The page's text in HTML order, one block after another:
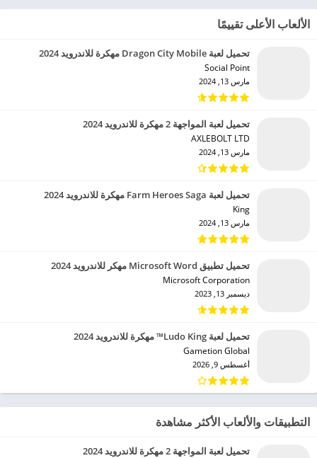
الألعاب الأعلى تقييمًا
تحميل لعبة Dragon City Mobile مهكرة للاندرويد 2024
Social Point‏
مارس 13, 2024
تحميل لعبة المواجهة 2 مهكرة للاندرويد 2024
AXLEBOLT LTD‏
مارس 13, 2024
تحميل لعبة Farm Heroes Saga مهكرة للاندرويد 2024
King‏
مارس 13, 2024
تحميل تطبيق Microsoft Word مهكر للاندرويد 2024
Microsoft Corporation‏
ديسمبر 13, 2023
تحميل لعبة Ludo King™ مهكرة للاندرويد 2024
Gametion Global‏
أغسطس 9, 2026
التطبيقات والألعاب الأكثر مشاهدة
تحميل لعبة المواجهة 2 مهكرة للاندرويد 2024